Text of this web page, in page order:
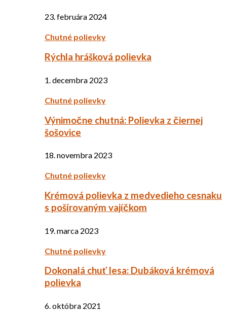
23. februára 2024
Chutné polievky
Rýchla hrášková polievka
1. decembra 2023
Chutné polievky
Výnimočne chutná: Polievka z čiernej
šošovice
18. novembra 2023
Chutné polievky
Krémová polievka z medvedieho cesnaku
s pošírovaným vajíčkom
19. marca 2023
Chutné polievky
Dokonalá chuť lesa: Dubáková krémová
polievka
6. októbra 2021